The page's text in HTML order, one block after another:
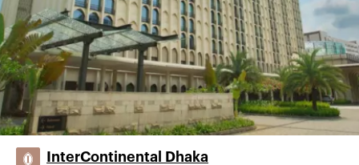
InterContinental Dhaka